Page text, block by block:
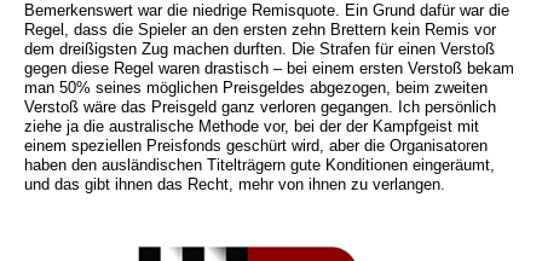
Bemerkenswert war die niedrige Remisquote. Ein Grund dafür war die
Regel, dass die Spieler an den ersten zehn Brettern kein Remis vor
dem dreißigsten Zug machen durften. Die Strafen für einen Verstoß
gegen diese Regel waren drastisch – bei einem ersten Verstoß bekam
man 50% seines möglichen Preisgeldes abgezogen, beim zweiten
Verstoß wäre das Preisgeld ganz verloren gegangen. Ich persönlich
ziehe ja die australische Methode vor, bei der der Kampfgeist mit
einem speziellen Preisfonds geschürt wird, aber die Organisatoren
haben den ausländischen Titelträgern gute Konditionen eingeräumt,
und das gibt ihnen das Recht, mehr von ihnen zu verlangen.